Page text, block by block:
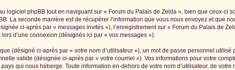
logiciel phpBB tout en naviguant sur « Forum du Palais de Zelda », bien que ceux-ci
La seconde manière est de récupérer l’information que vous nous envoyez et que
ci-après par « messages invités »), l’enregistrement sur « Forum du Palais de
d’une connexion (désignés ici par « vos messages »).
(désigné ci-après par « votre nom d’utilisateur »), un mot de passe personnel
valide (désignée ci-après par « votre courriel »). Vos informations pour votre
qui nous héberge. Toute information en-dehors de votre nom d’utilisateur, de